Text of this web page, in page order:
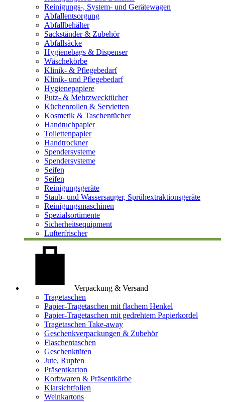
Reinigungs-, System- und Gerätewagen
Abfallentsorgung
Abfallbehälter
Sackständer & Zubehör
Abfallsäcke
Hygienebags & Dispenser
Wäschekörbe
Klinik- & Pflegebedarf
Klinik- und Pflegebedarf
Hygienepapiere
Putz- & Mehrzwecktücher
Küchenrollen & Servietten
Kosmetik & Taschentücher
Handtuchpapier
Toilettenpapier
Handtrockner
Spendersysteme
Spendersysteme
Seifen
Seifen
Reinigungsgeräte
Staub- und Wassersauger, Sprühextraktionsgeräte
Reinigungsmaschinen
Spezialsortimente
Sicherheitsequipment
Lufterfrischer
Verpackung & Versand
Tragetaschen
Papier-Tragetaschen mit flachem Henkel
Papier-Tragetaschen mit gedrehtem Papierkordel
Tragetaschen Take-away
Geschenkverpackungen & Zubehör
Flaschentaschen
Geschenktüten
Jute, Rupfen
Präsentkarton
Korbwaren & Präsentkörbe
Klarsichtfolien
Weinkartons